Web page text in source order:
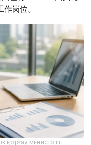
岗位。
қорғау министрлігі